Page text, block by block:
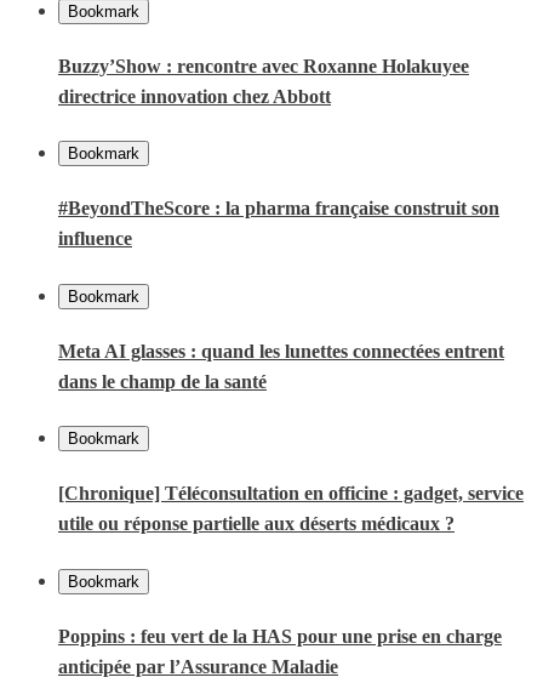
Bookmark
Buzzy’Show : rencontre avec Roxanne Holakuyee
directrice innovation chez Abbott
Bookmark
#BeyondTheScore : la pharma française construit son
influence
Bookmark
Meta AI glasses : quand les lunettes connectées entrent
dans le champ de la santé
Bookmark
[Chronique] Téléconsultation en officine : gadget, service
utile ou réponse partielle aux déserts médicaux ?
Bookmark
Poppins : feu vert de la HAS pour une prise en charge
anticipée par l’Assurance Maladie